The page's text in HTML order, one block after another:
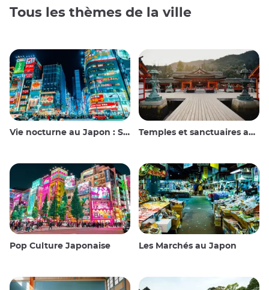
Tous les thèmes de la ville
Vie nocturne au Japon : Sortir, voir et boire Temples et sanctuaires au Japon
Pop Culture Japonaise Les Marchés au Japon